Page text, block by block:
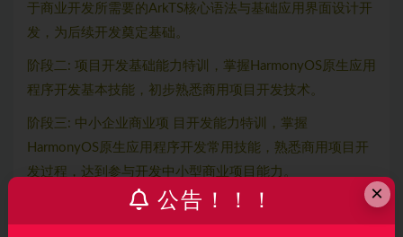
于商业开发所需要的ArkTS核心语法与基础应用界面设计开
发，为后续开发奠定基础。
阶段二: 项目开发基础能力特训，掌握HarmonyOS原生应用
程序开发基本技能，初步熟悉商用项目开发技术。
阶段三: 中小企业商业项 目开发能力特训，掌握
HarmonyOS原生应用程序开发常用技能，熟悉商用项目开
发过程，达到参与开发中小型商业项目能力。
阶段四: 线大厂项目开发岗就业技能特训，掌握一线大厂
HarmonyOS原生应用程序开发基本技能，了解大型商用项
×
公告！！！